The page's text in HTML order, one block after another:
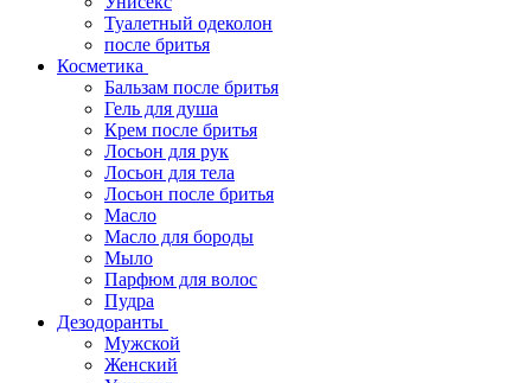
Туалетный одеколон
после бритья
Косметика
Бальзам после бритья
Гель для душа
Крем после бритья
Лосьон для рук
Лосьон для тела
Лосьон после бритья
Масло
Масло для бороды
Мыло
Парфюм для волос
Пудра
Дезодоранты
Мужской
Женский